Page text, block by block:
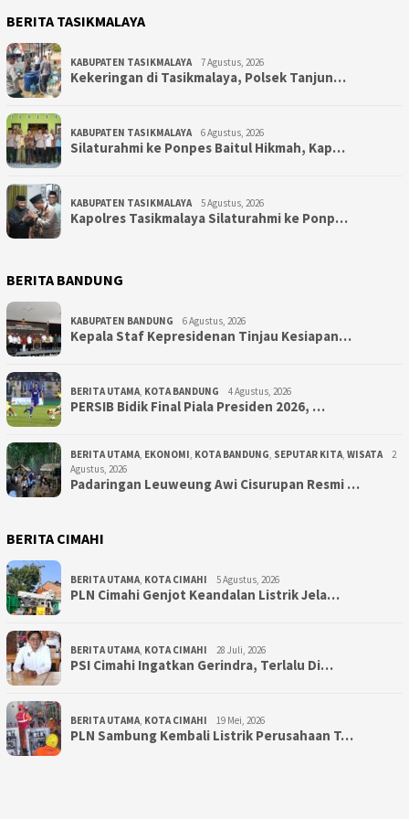
BERITA TASIKMALAYA
KABUPATEN TASIKMALAYA 7 Agustus, 2026
Kekeringan di Tasikmalaya, Polsek Tanjun…
KABUPATEN TASIKMALAYA 6 Agustus, 2026
Silaturahmi ke Ponpes Baitul Hikmah, Kap…
KABUPATEN TASIKMALAYA 5 Agustus, 2026
Kapolres Tasikmalaya Silaturahmi ke Ponp…
BERITA BANDUNG
KABUPATEN BANDUNG 6 Agustus, 2026
Kepala Staf Kepresidenan Tinjau Kesiapan…
BERITA UTAMA, KOTA BANDUNG 4 Agustus, 2026
PERSIB Bidik Final Piala Presiden 2026, …
BERITA UTAMA, EKONOMI, KOTA BANDUNG, SEPUTAR KITA, WISATA
2
Agustus, 2026
Padaringan Leuweung Awi Cisurupan Resmi …
BERITA CIMAHI
BERITA UTAMA, KOTA CIMAHI 5 Agustus, 2026
PLN Cimahi Genjot Keandalan Listrik Jela…
BERITA UTAMA, KOTA CIMAHI 28 Juli, 2026
PSI Cimahi Ingatkan Gerindra, Terlalu Di…
BERITA UTAMA, KOTA CIMAHI 19 Mei, 2026
PLN Sambung Kembali Listrik Perusahaan T…